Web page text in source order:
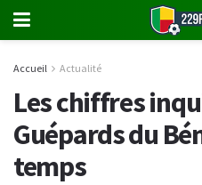
Accueil Actualité
Les chiffres
Guépards du
temps